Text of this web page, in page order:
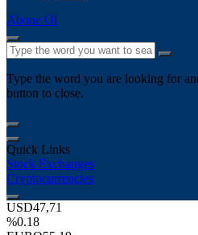
Abone Ol
Type the word you are looking for
button to close.
Quick Links
Stock Exchanges
Cryptocurrencies
USD47,71
%0.18